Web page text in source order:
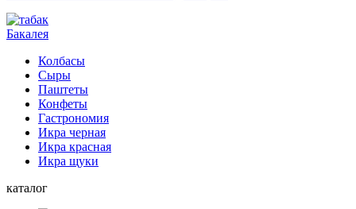
Бакалея
Колбасы
Сыры
Паштеты
Конфеты
Гастрономия
Икра черная
Икра красная
Икра щуки
каталог